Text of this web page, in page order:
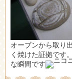
オーブンから取り
く焼けた証拠です
な瞬間です